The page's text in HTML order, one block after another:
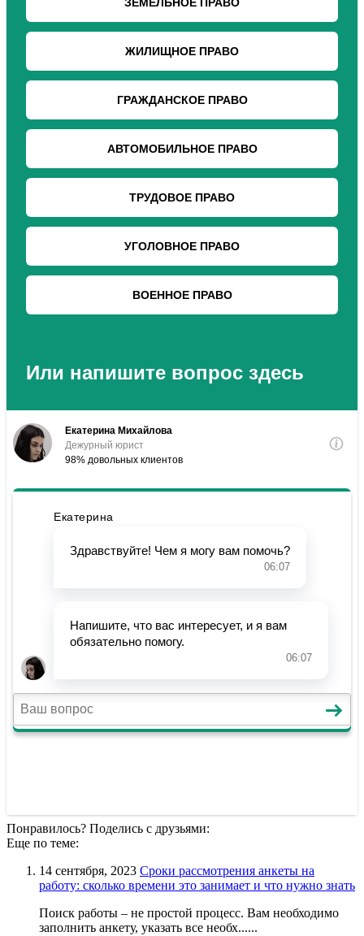
Понравилось? Поделись с друзьями:
Еще по теме:
14 сентября, 2023 Сроки рассмотрения анкеты на
работу: сколько времени это занимает и что нужно знать
Поиск работы – не простой процесс. Вам необходимо
заполнить анкету, указать все необх......